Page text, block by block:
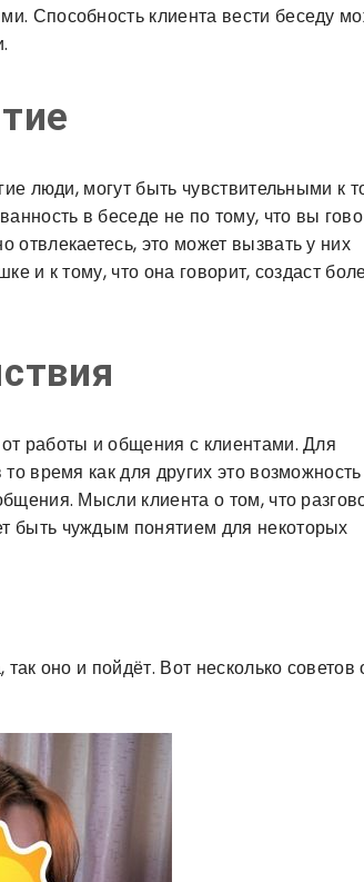
Способность клиента вести беседу
люди, могут быть чувствительными к
в беседе не по тому, что вы
это может вызвать у них
и к тому, что она говорит, создаст
работы и общения с клиентами. Для
время как для других это возможность
Мысли клиента о том, что
быть чуждым понятием для некоторых
оно и пойдёт. Вот несколько советов